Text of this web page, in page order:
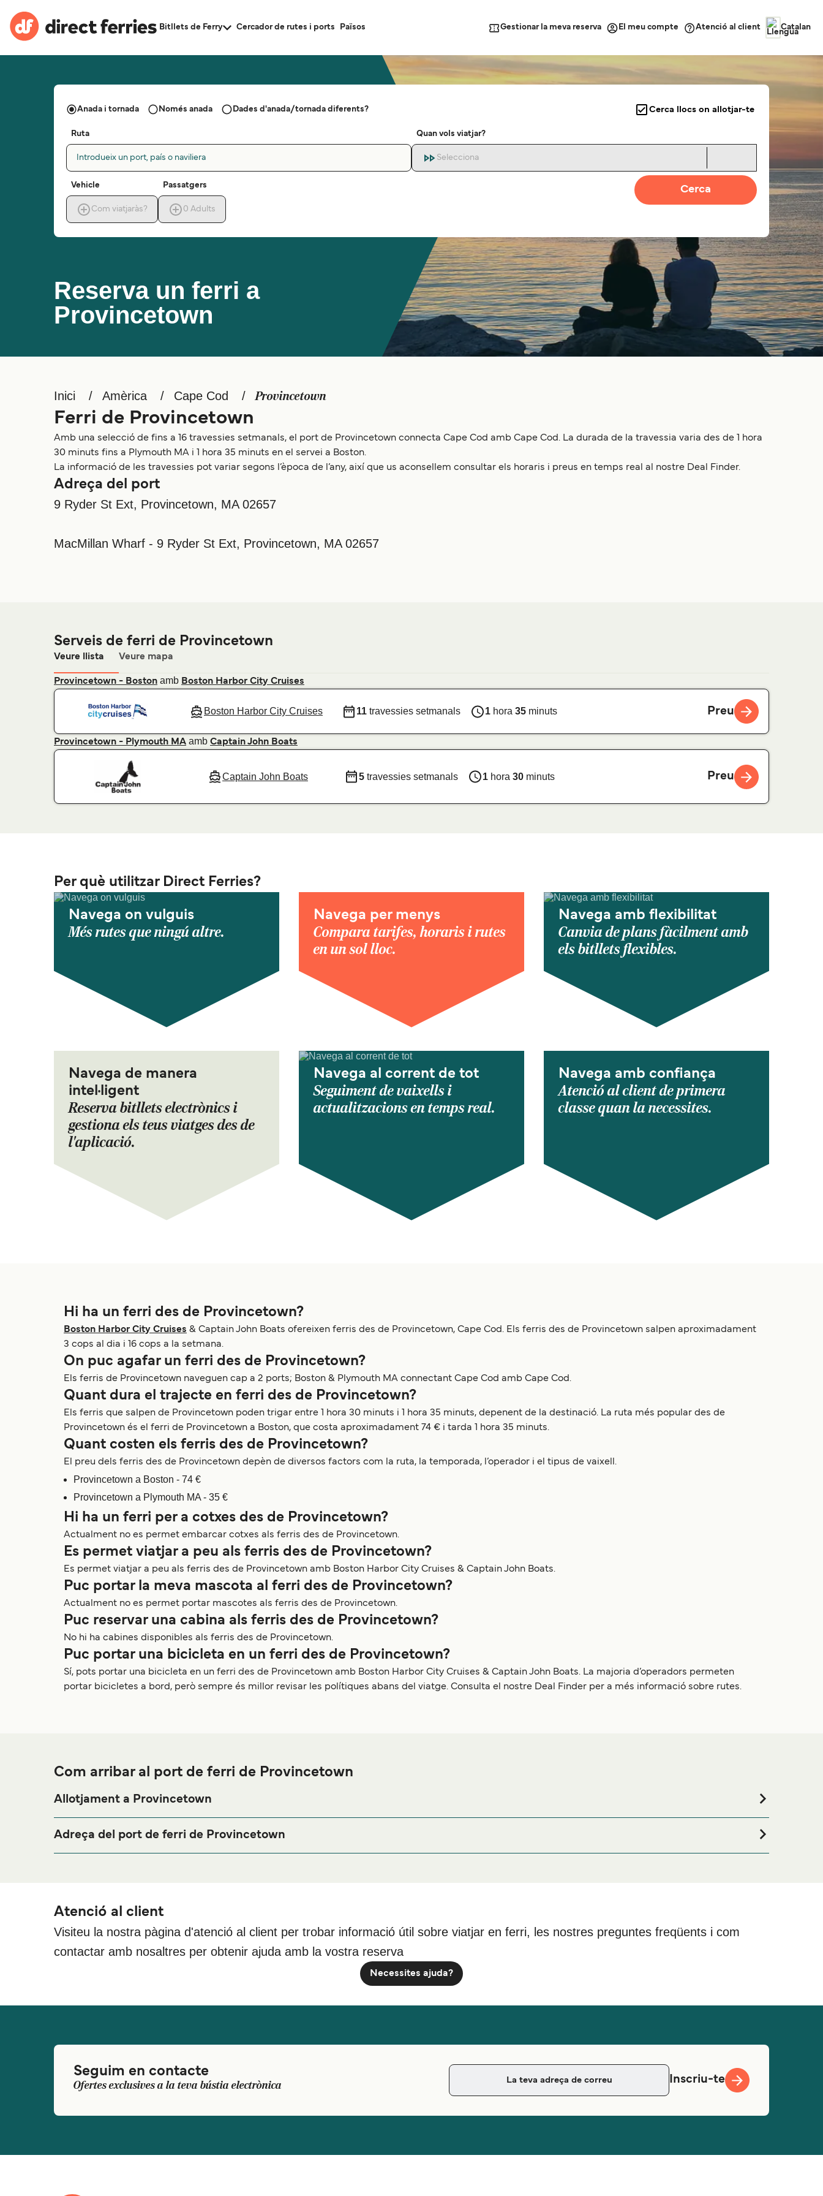
Bitllets de Ferry Cercador de rutes i ports Països Gestionar la meva reserva El meu compte Atenció al client Catalan
Reserva un ferri a
Provincetown
Anada i tornada Només anada Dades d'anada/tornada diferents? Cerca llocs on allotjar-te
Ruta
Introdueix un port, país o naviliera
Quan vols viatjar?
Selecciona
Vehicle
Com viatjaràs?
Passatgers
0 Adults
Cerca
Inici Amèrica Cape Cod Provincetown
Ferri de Provincetown
Amb una selecció de fins a 16 travessies setmanals, el port de Provincetown connecta Cape Cod amb Cape Cod. La durada de la travessia varia des de 1 hora
30 minuts fins a Plymouth MA i 1 hora 35 minuts en el servei a Boston.
La informació de les travessies pot variar segons l’època de l’any, així que us aconsellem consultar els horaris i preus en temps real al nostre Deal Finder.
Adreça del port
9 Ryder St Ext, Provincetown, MA 02657
MacMillan Wharf - 9 Ryder St Ext, Provincetown, MA 02657
Serveis de ferri de Provincetown
Veure llista Veure mapa
Provincetown - Boston amb Boston Harbor City Cruises
Boston Harbor City Cruises 11travessies setmanals 1hora 35minuts Preu
Provincetown - Plymouth MA amb Captain John Boats
Captain John Boats 5 travessies setmanals 1 hora 30 minuts Preu
Per què utilitzar Direct Ferries?
Navega on vulguis
Més rutes que ningú altre.
Navega per menys
Compara tarifes, horaris i rutes
en un sol lloc.
Navega amb flexibilitat
Canvia de plans fàcilment amb
els bitllets flexibles.
Navega de manera
intel·ligent
Reserva bitllets electrònics i
gestiona els teus viatges des de
l'aplicació.
Navega al corrent de tot
Seguiment de vaixells i
actualitzacions en temps real.
Navega amb confiança
Atenció al client de primera
classe quan la necessites.
Hi ha un ferri des de Provincetown?
Boston Harbor City Cruises & Captain John Boats ofereixen ferris des de Provincetown, Cape Cod. Els ferris des de Provincetown salpen aproximadament
3 cops al dia i 16 cops a la setmana.
On puc agafar un ferri des de Provincetown?
Els ferris de Provincetown naveguen cap a 2 ports; Boston & Plymouth MA connectant Cape Cod amb Cape Cod.
Quant dura el trajecte en ferri des de Provincetown?
Els ferris que salpen de Provincetown poden trigar entre 1 hora 30 minuts i 1 hora 35 minuts, depenent de la destinació. La ruta més popular des de
Provincetown és el ferri de Provincetown a Boston, que costa aproximadament 74 € i tarda 1 hora 35 minuts.
Quant costen els ferris des de Provincetown?
El preu dels ferris des de Provincetown depèn de diversos factors com la ruta, la temporada, l’operador i el tipus de vaixell.
Provincetown a Boston - 74 €
Provincetown a Plymouth MA - 35 €
Hi ha un ferri per a cotxes des de Provincetown?
Actualment no es permet embarcar cotxes als ferris des de Provincetown.
Es permet viatjar a peu als ferris des de Provincetown?
Es permet viatjar a peu als ferris des de Provincetown amb Boston Harbor City Cruises & Captain John Boats.
Puc portar la meva mascota al ferri des de Provincetown?
Actualment no es permet portar mascotes als ferris des de Provincetown.
Puc reservar una cabina als ferris des de Provincetown?
No hi ha cabines disponibles als ferris des de Provincetown.
Puc portar una bicicleta en un ferri des de Provincetown?
Sí, pots portar una bicicleta en un ferri des de Provincetown amb Boston Harbor City Cruises & Captain John Boats. La majoria d’operadors permeten
portar bicicletes a bord, però sempre és millor revisar les polítiques abans del viatge. Consulta el nostre Deal Finder per a més informació sobre rutes.
Com arribar al port de ferri de Provincetown
Allotjament a Provincetown
de
Allotjament a Provincetown per als millors preus en allotjament i una de les seleccions més àmplies a internet.
Adreça del port de ferri de Provincetown
Atenció al client
Visiteu la nostra pàgina d'atenció al client per trobar informació útil sobre viatjar en ferri, les nostres preguntes freqüents i com
contactar amb nosaltres per obtenir ajuda amb la vostra reserva
Necessites ajuda?
Seguim en contacte
Ofertes exclusives a la teva bústia electrònica Inscriu-te